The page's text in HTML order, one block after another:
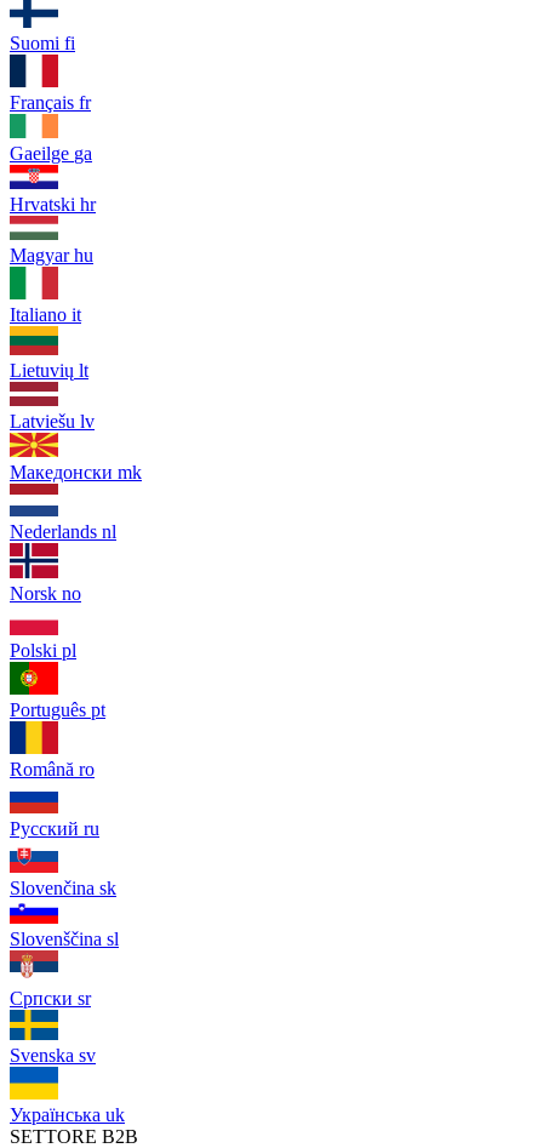
Suomi fi
Français fr
Gaeilge ga
Hrvatski hr
Magyar hu
Italiano it
Lietuvių lt
Latviešu lv
Македонски mk
Nederlands nl
Norsk no
Polski pl
Português pt
Română ro
Русский ru
Slovenčina sk
Slovenščina sl
Српски sr
Svenska sv
Українська uk
SETTORE B2B